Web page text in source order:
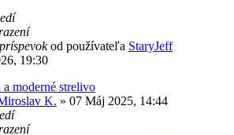
od používateľa StaryJeff
19:30
moderné strelivo
K. » 07 Máj 2025, 14:44